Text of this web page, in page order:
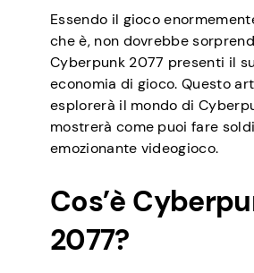
Essendo il gioco
che è, non dovrebbe
Cyberpunk 2077 presenti il
economia di gioco. Questo
esplorerà il mondo di
mostrerà come puoi fare
emozionante videogioco.
Cos’è
2077?